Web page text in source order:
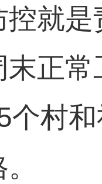
控就
正
个村